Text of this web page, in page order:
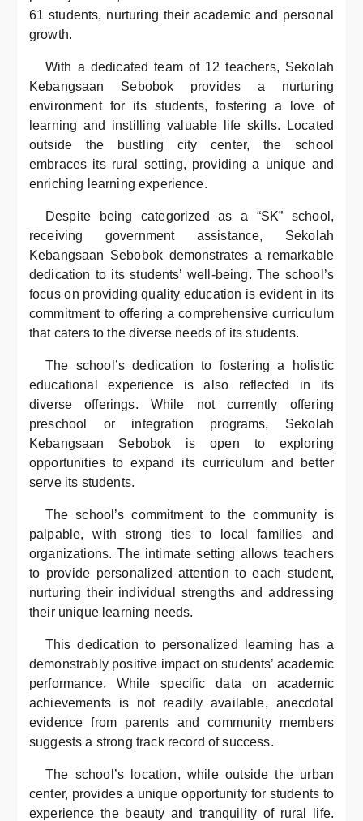
61 students, nurturing their academic and personal
growth.
With a dedicated team of 12 teachers, Sekolah
Kebangsaan Sebobok provides a nurturing
environment for its students, fostering a love of
learning and instilling valuable life skills. Located
outside the bustling city center, the school
embraces its rural setting, providing a unique and
enriching learning experience.
Despite being categorized as a “SK” school,
receiving government assistance, Sekolah
Kebangsaan Sebobok demonstrates a remarkable
dedication to its students’ well-being. The school’s
focus on providing quality education is evident in its
commitment to offering a comprehensive curriculum
that caters to the diverse needs of its students.
The school’s dedication to fostering a holistic
educational experience is also reflected in its
diverse offerings. While not currently offering
preschool or integration programs, Sekolah
Kebangsaan Sebobok is open to exploring
opportunities to expand its curriculum and better
serve its students.
The school’s commitment to the community is
palpable, with strong ties to local families and
organizations. The intimate setting allows teachers
to provide personalized attention to each student,
nurturing their individual strengths and addressing
their unique learning needs.
This dedication to personalized learning has a
demonstrably positive impact on students’ academic
performance. While specific data on academic
achievements is not readily available, anecdotal
evidence from parents and community members
suggests a strong track record of success.
The school’s location, while outside the urban
center, provides a unique opportunity for students to
experience the beauty and tranquility of rural life.